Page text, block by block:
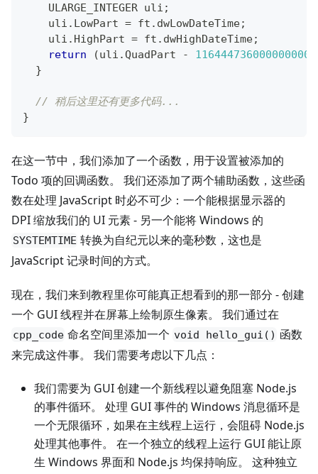
    ULARGE_INTEGER uli
;
    uli
. LowPart = ft . dwLowDateTime;
    uli
. HighPart = ft . dwHighDateTime;
return
(uli .QuadPart -
}
// 稍后这里还有更多代码...
}
在这一节中，我们添加了一个函数，用于设置被添加的
Todo 项的回调函数。 我们还添加了两个辅助函数，这些函
数在处理 JavaScript 时必不可少：一个能根据显示器的
DPI 缩放我们的 UI 元素 - 另一个能将 Windows 的
SYSTEMTIME 转换为自纪元以来的毫秒数，这也是
JavaScript 记录时间的方式。
现在，我们来到教程里你可能真正想看到的那一部分 - 创建
一个 GUI 线程并在屏幕上绘制原生像素。 我们通过在
cpp_code 命名空间里添加一个 void hello_gui() 函数
来完成这件事。 我们需要考虑以下几点：
我们需要为 GUI 创建一个新线程以避免阻塞 Node.js
的事件循环。 处理 GUI 事件的 Windows 消息循环是
一个无限循环，如果在主线程上运行，会阻碍 Node.js
处理其他事件。 在一个独立的线程上运行 GUI 能让原
生 Windows 界面和 Node.js 均保持响应。 这种独立